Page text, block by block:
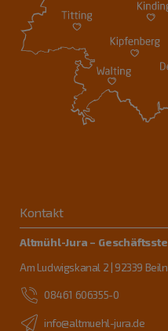
Kontakt
Altmühl-Jura –
Am Ludwigskanal 2 | 92339
08461 606355-0
info@altmuehl-jura.de